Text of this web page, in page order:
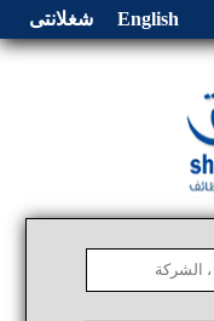
شغلانتى English